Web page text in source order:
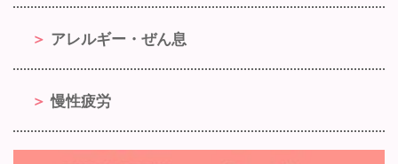
アレルギー・ぜん息
慢性疲労